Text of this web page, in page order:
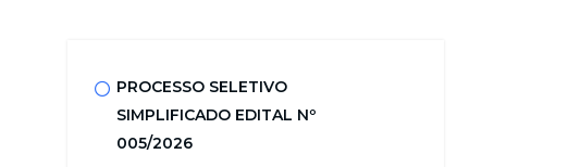
PROCESSO SELETIVO
SIMPLIFICADO EDITAL Nº
005/2026